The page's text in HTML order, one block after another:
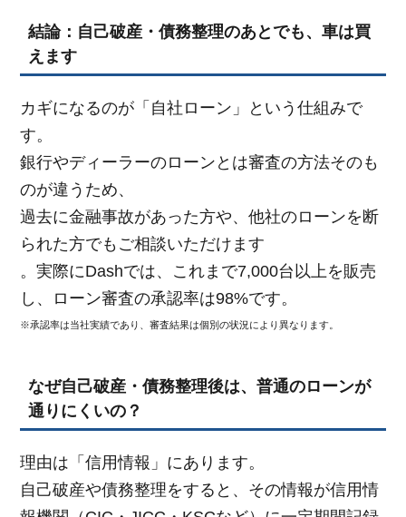
結論：自己破産・債務整理のあとでも、車は買
えます
カギになるのが「自社ローン」という仕組みで
す。
銀行やディーラーのローンとは審査の方法そのも
のが違うため、
過去に金融事故があった方や、他社のローンを断
られた方でもご相談いただけます
。実際にDashでは、これまで7,000台以上を販売
し、ローン審査の承認率は98%です。
※承認率は当社実績であり、審査結果は個別の状況により異なります。
なぜ自己破産・債務整理後は、普通のローンが
通りにくいの？
理由は「信用情報」にあります。
自己破産や債務整理をすると、その情報が信用情